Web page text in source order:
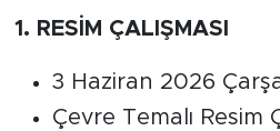
1. RESİM ÇALIŞMASI
3 Haziran 2026
Çevre Temalı Resim